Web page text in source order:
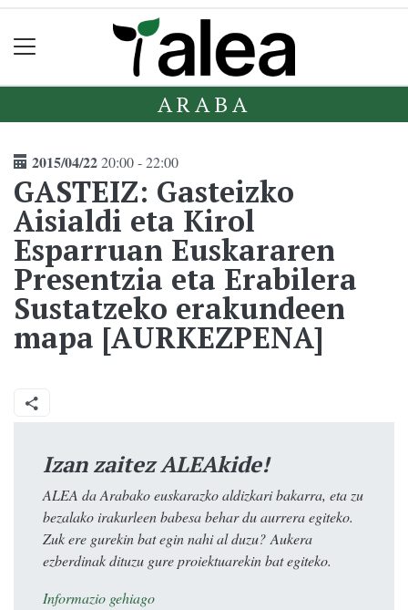
ARABA
2015/04/2220:00 - 22:00
GASTEIZ: Gasteizko
Aisialdi eta Kirol
Esparruan Euskararen
Presentzia eta Erabilera
Sustatzeko erakundeen
mapa [AURKEZPENA]
Izan zaitez ALEAkide!
ALEA da Arabako euskarazko aldizkari bakarra, eta zu
bezalako irakurleen babesa behar du aurrera egiteko.
Zuk ere gurekin bat egin nahi al duzu? Aukera
ezberdinak dituzu gure proiektuarekin bat egiteko.
Informazio gehiago